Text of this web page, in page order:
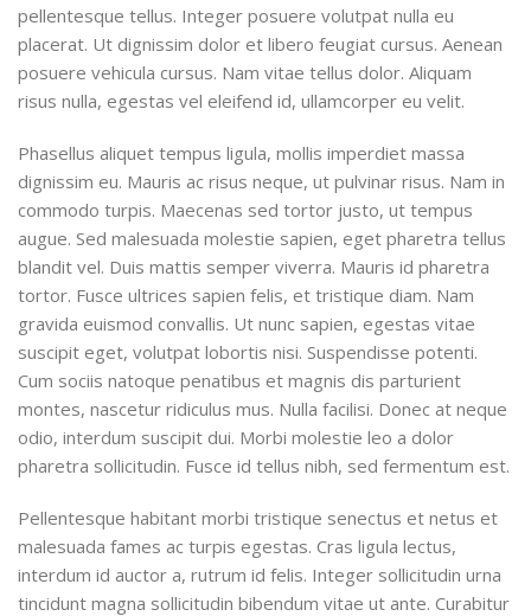
pellentesque tellus. Integer posuere volutpat nulla eu
placerat. Ut dignissim dolor et libero feugiat cursus. Aenean
posuere vehicula cursus. Nam vitae tellus dolor. Aliquam
risus nulla, egestas vel eleifend id, ullamcorper eu velit.
Phasellus aliquet tempus ligula, mollis imperdiet massa
dignissim eu. Mauris ac risus neque, ut pulvinar risus. Nam in
commodo turpis. Maecenas sed tortor justo, ut tempus
augue. Sed malesuada molestie sapien, eget pharetra tellus
blandit vel. Duis mattis semper viverra. Mauris id pharetra
tortor. Fusce ultrices sapien felis, et tristique diam. Nam
gravida euismod convallis. Ut nunc sapien, egestas vitae
suscipit eget, volutpat lobortis nisi. Suspendisse potenti.
Cum sociis natoque penatibus et magnis dis parturient
montes, nascetur ridiculus mus. Nulla facilisi. Donec at neque
odio, interdum suscipit dui. Morbi molestie leo a dolor
pharetra sollicitudin. Fusce id tellus nibh, sed fermentum est.
Pellentesque habitant morbi tristique senectus et netus et
malesuada fames ac turpis egestas. Cras ligula lectus,
interdum id auctor a, rutrum id felis. Integer sollicitudin urna
tincidunt magna sollicitudin bibendum vitae ut ante. Curabitur